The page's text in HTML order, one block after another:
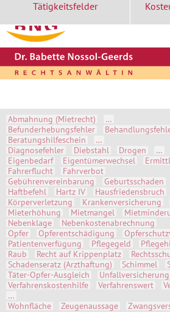
Tätigkeitsfelder
Abmahnung (Mietrecht)
…
Befunderhebungsfehler
Beratungshilfeschein
…
Diagnosefehler
Diebstahl Drogen
…
Eigenbedarf
Eigentümerwechsel
Fahrerflucht
Fahrverbot
Gebührenvereinbarung
Geburtsschaden
Haftbefehl
Hartz IV Hausfriedensbruch
Körperverletzung
Krankenversicherung
Mieterhöhung
Mietmangel
Nebenklage
Nebenkostenabrechnung
Opfer
Opferentschädigung
Patientenverfügung
Pflegegeld
Raub
Recht auf Krippenplatz
Schadenseratz (Arzthaftung)
Schimmel
Täter-Opfer-Ausgleich
Unfallversicherung
Verfahrenskostenhilfe
Verfahrenswert
…
Wohnfläche
Zeugenaussage